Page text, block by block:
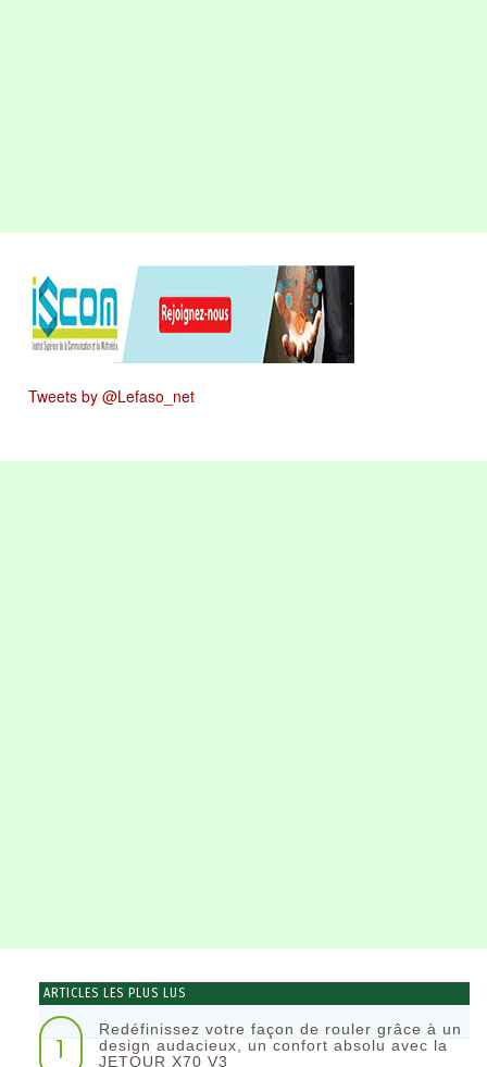
Tweets by @Lefaso_net
ARTICLES LES PLUS LUS
1
Redéfinissez votre façon de rouler grâce à un
design audacieux, un confort absolu avec la
JETOUR X70 V3